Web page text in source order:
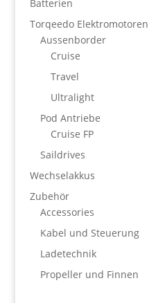
Batterien
Torqeedo Elektromotoren
Aussenborder
Cruise
Travel
Ultralight
Pod Antriebe
Cruise FP
Saildrives
Wechselakkus
Zubehör
Accessories
Kabel und Steuerung
Ladetechnik
Propeller und Finnen